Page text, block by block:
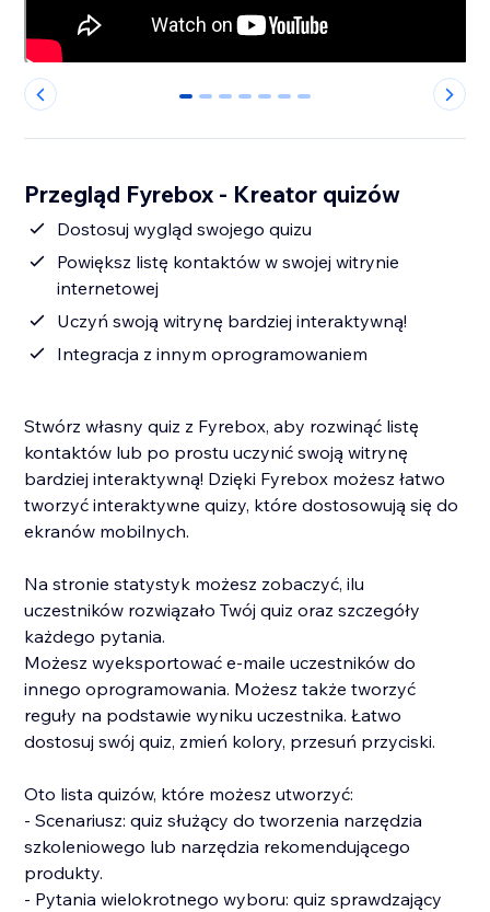
0 1 2 3 4 5 6
Przegląd Fyrebox - Kreator quizów
Dostosuj wygląd swojego quizu
Powiększ listę kontaktów w swojej witrynie
internetowej
Uczyń swoją witrynę bardziej interaktywną!
Integracja z innym oprogramowaniem
Stwórz własny quiz z Fyrebox, aby rozwinąć listę
kontaktów lub po prostu uczynić swoją witrynę
bardziej interaktywną! Dzięki Fyrebox możesz łatwo
tworzyć interaktywne quizy, które dostosowują się do
ekranów mobilnych.
Na stronie statystyk możesz zobaczyć, ilu
uczestników rozwiązało Twój quiz oraz szczegóły
każdego pytania.
Możesz wyeksportować e-maile uczestników do
innego oprogramowania. Możesz także tworzyć
reguły na podstawie wyniku uczestnika. Łatwo
dostosuj swój quiz, zmień kolory, przesuń przyciski.
Oto lista quizów, które możesz utworzyć:
- Scenariusz: quiz służący do tworzenia narzędzia
szkoleniowego lub narzędzia rekomendującego
produkty.
- Pytania wielokrotnego wyboru: quiz sprawdzający